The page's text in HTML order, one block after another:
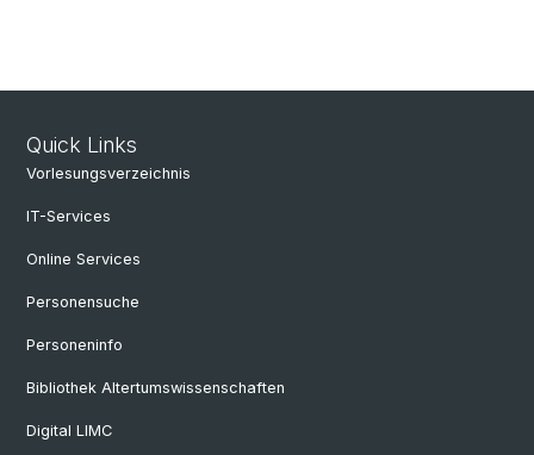
Quick Links
Vorlesungsverzeichnis
IT-Services
Online Services
Personensuche
Personeninfo
Bibliothek Altertumswissenschaften
Digital LIMC